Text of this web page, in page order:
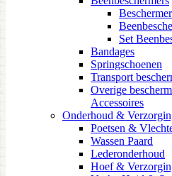
Set
Bandages
Springschoenen
Transport
Overige
Accessoires
Onderhoud &
Poetsen &
Wassen Paard
Lederonderhoud
Hoef &